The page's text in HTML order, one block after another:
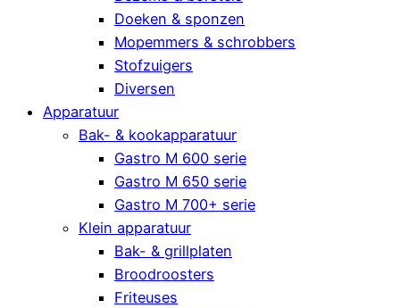
Doeken & sponzen
Mopemmers & schrobbers
Stofzuigers
Diversen
Apparatuur
Bak- & kookapparatuur
Gastro M 600 serie
Gastro M 650 serie
Gastro M 700+ serie
Klein apparatuur
Bak- & grillplaten
Broodroosters
Friteuses